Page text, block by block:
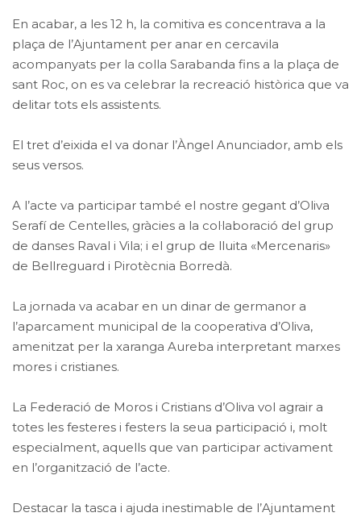
En acabar, a les 12 h, la comitiva es concentrava a la
plaça de l’Ajuntament per anar en cercavila
acompanyats per la colla Sarabanda fins a la plaça de
sant Roc, on es va celebrar la recreació històrica que va
delitar tots els assistents.
El tret d’eixida el va donar l’Àngel Anunciador, amb els
seus versos.
A l’acte va participar també el nostre gegant d’Oliva
Serafí de Centelles, gràcies a la col·laboració del grup
de danses Raval i Vila; i el grup de lluita «Mercenaris»
de Bellreguard i Pirotècnia Borredà.
La jornada va acabar en un dinar de germanor a
l’aparcament municipal de la cooperativa d’Oliva,
amenitzat per la xaranga Aureba interpretant marxes
mores i cristianes.
La Federació de Moros i Cristians d’Oliva vol agrair a
totes les festeres i festers la seua participació i, molt
especialment, aquells que van participar activament
en l’organització de l’acte.
Destacar la tasca i ajuda inestimable de l’Ajuntament